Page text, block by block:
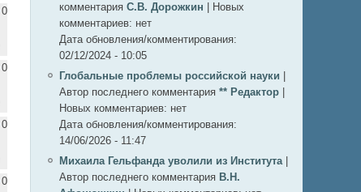
0
0
0
0
комментария С.В. Дорожкин
Новых
комментариев: нет
Дата обновления/комментирования:
02/12/2024 - 10:05
Глобальные проблемы российской науки
Автор последнего комментария ** Редактор
Новых комментариев: нет
Дата обновления/комментирования:
14/06/2026 - 11:47
Михаила Гельфанда уволили из Института
Автор последнего комментария В.Н.